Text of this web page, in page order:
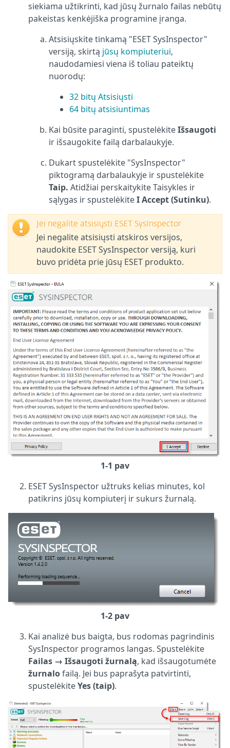
siekiama užtikrinti, kad jūsų žurnalo failas nebūtų
pakeistas kenkėjiška programine įranga.
Atsisiųskite tinkamą "ESET SysInspector"
versiją, skirtą jūsų kompiuteriui,
naudodamiesi viena iš toliau pateiktų
nuorodų:
32 bitų Atsisiųsti
64 bitų atsisiuntimas
Kai būsite paraginti, spustelėkiteIšsaugoti
ir išsaugokite failą darbalaukyje.
Dukart spustelėkite "SysInspector"
piktogramą darbalaukyje ir spustelėkite
Taip. Atidžiai perskaitykite Taisykles ir
sąlygas ir spustelėkiteI Accept (Sutinku).
Jei negalite atsisiųsti ESET SysInspector
Jei negalite atsisiųsti atskiros versijos,
naudokite ESET SysInspector versiją, kuri
buvo pridėta prie jūsų ESET produkto.
1-1 pav
ESET SysInspector užtruks kelias minutes, kol
patikrins jūsų kompiuterį ir sukurs žurnalą.
1-2 pav
Kai analizė bus baigta, bus rodomas pagrindinis
SysInspector programos langas. Spustelėkite
Failas → Išsaugoti žurnalą, kad išsaugotumėte
žurnalofailą. Jei bus paprašyta patvirtinti,
spustelėkiteYes (taip).